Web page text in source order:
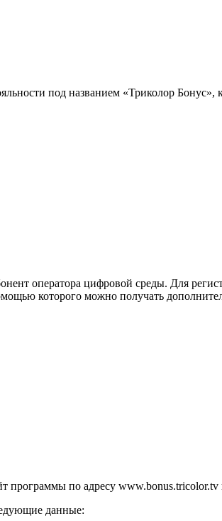
под названием «Триколор
оператора цифровой среды. Для
которого можно получать
программы по адресу
данные: